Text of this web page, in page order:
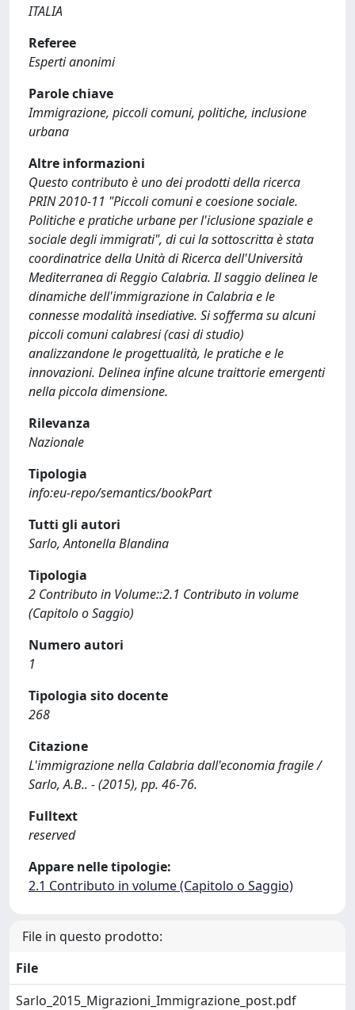
ITALIA
Referee
Esperti anonimi
Parole chiave
Immigrazione, piccoli comuni, politiche, inclusione
urbana
Altre informazioni
Questo contributo è uno dei prodotti della ricerca
PRIN 2010-11 "Piccoli comuni e coesione sociale.
Politiche e pratiche urbane per l'iclusione spaziale e
sociale degli immigrati", di cui la sottoscritta è stata
coordinatrice della Unità di Ricerca dell'Università
Mediterranea di Reggio Calabria. Il saggio delinea le
dinamiche dell'immigrazione in Calabria e le
connesse modalità insediative. Si sofferma su alcuni
piccoli comuni calabresi (casi di studio)
analizzandone le progettualità, le pratiche e le
innovazioni. Delinea infine alcune traittorie emergenti
nella piccola dimensione.
Rilevanza
Nazionale
Tipologia
info:eu-repo/semantics/bookPart
Tutti gli autori
Sarlo, Antonella Blandina
Tipologia
2 Contributo in Volume::2.1 Contributo in volume
(Capitolo o Saggio)
Numero autori
1
Tipologia sito docente
268
Citazione
L'immigrazione nella Calabria dall'economia fragile /
Sarlo, A.B.. - (2015), pp. 46-76.
Fulltext
reserved
Appare nelle tipologie:
2.1 Contributo in volume (Capitolo o Saggio)
File in questo prodotto:
File
Sarlo_2015_Migrazioni_Immigrazione_post.pdf